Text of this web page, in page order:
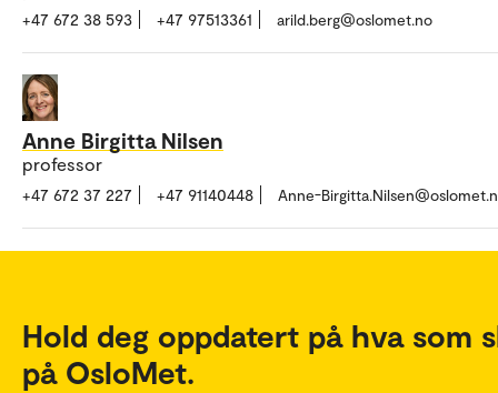
+47 672 38 593 +47 97513361 arild.berg@oslomet.no
Anne Birgitta Nilsen
professor
+47 672 37 227 +47 91140448 Anne-
Hold deg oppdatert på hva som
på OsloMet.